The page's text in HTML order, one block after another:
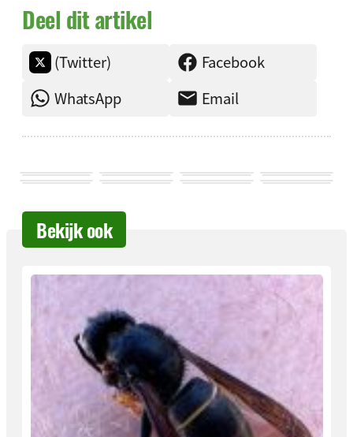
Deel dit artikel
(Twitter)
Facebook
WhatsApp
Email
Bekijk ook